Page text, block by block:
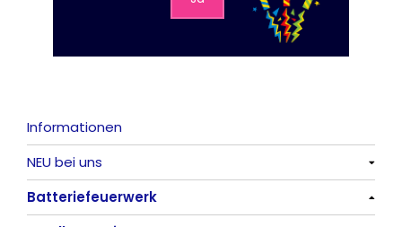
Informationen
NEU bei uns
Alle anzeigen
Batteriefeuerwerk